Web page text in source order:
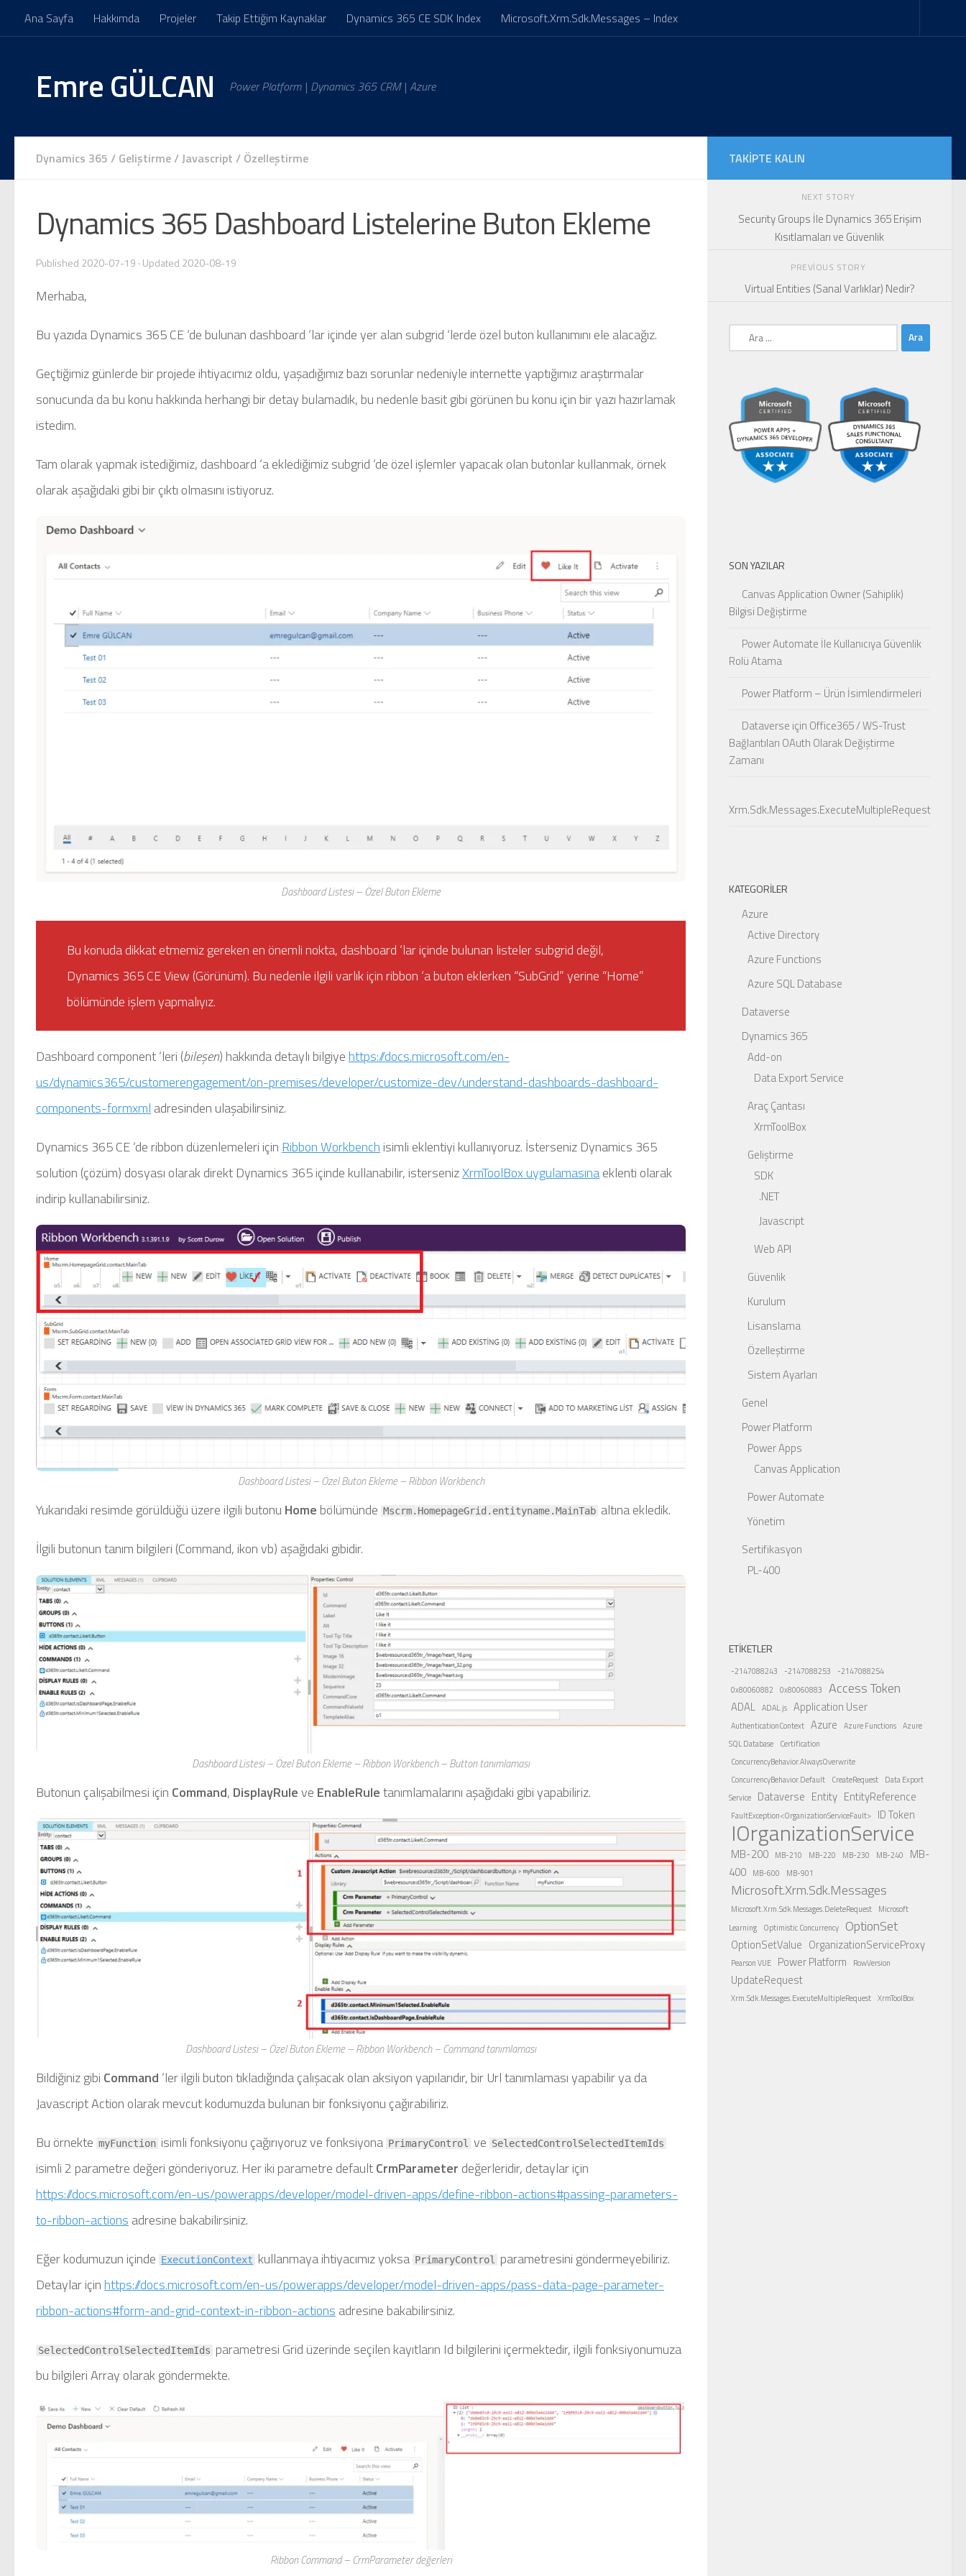
Skip to content
Ana Sayfa Hakkımda Projeler Takip Ettiğim Kaynaklar Dynamics 365 CE SDK Index Microsoft.Xrm.Sdk.Messages – Index
Emre GÜLCAN Power Platform | Dynamics 365 CRM | Azure
Dynamics 365 / Geliştirme/Javascript / Özelleştirme
Dynamics 365 Dashboard Listelerine Buton Ekleme
Published 2020-07-19 · Updated 2020-08-19
Merhaba,
Bu yazıda Dynamics 365 CE ‘de bulunan dashboard ‘lar içinde yer alan subgrid ‘lerde özel buton kullanımını ele alacağız.
Geçtiğimiz günlerde bir projede ihtiyacımız oldu, yaşadığımız bazı sorunlar nedeniyle internette yaptığımız araştırmalar
sonucunda da bu konu hakkında herhangi bir detay bulamadık, bu nedenle basit gibi görünen bu konu için bir yazı hazırlamak
istedim.
Tam olarak yapmak istediğimiz, dashboard ‘a eklediğimiz subgrid ‘de özel işlemler yapacak olan butonlar kullanmak, örnek
olarak aşağıdaki gibi bir çıktı olmasını istiyoruz.
Dashboard Listesi – Özel Buton Ekleme
Bu konuda dikkat etmemiz gereken en önemli nokta, dashboard ‘lar içinde bulunan listeler subgrid değil,
Dynamics 365 CE View (Görünüm). Bu nedenle ilgili varlık için ribbon ‘a buton eklerken “SubGrid” yerine “Home”
bölümünde işlem yapmalıyız.
Dashboard component ‘leri (bileşen) hakkında detaylı bilgiyehttps://docs.microsoft.com/en-
us/dynamics365/customerengagement/on-premises/developer/customize-dev/understand-dashboards-dashboard-
components-formxml adresinden ulaşabilirsiniz.
Dynamics 365 CE ‘de ribbon düzenlemeleri için Ribbon Workbench isimli eklentiyi kullanıyoruz. İsterseniz Dynamics 365
solution (çözüm) dosyası olarak direkt Dynamics 365 içinde kullanabilir, istersenizXrmToolBox uygulamasınaeklenti olarak
indirip kullanabilirsiniz.
Dashboard Listesi – Özel Buton Ekleme – Ribbon Workbench
Yukarıdaki resimde görüldüğü üzere ilgili butonu Home bölümünde Mscrm.HomepageGrid.entityname.MainTab altına ekledik.
İlgili butonun tanım bilgileri (Command, ikon vb) aşağıdaki gibidir.
Dashboard Listesi – Özel Buton Ekleme – Ribbon Workbench – Button tanımlaması
Butonun çalışabilmesi için Command, DisplayRuleve EnableRuletanımlamalarını aşağıdaki gibi yapabiliriz.
Dashboard Listesi – Özel Buton Ekleme – Ribbon Workbench – Command tanımlaması
Bildiğiniz gibi Command ‘ler ilgili buton tıkladığında çalışacak olan aksiyon yapılarıdır, bir Url tanımlaması yapabilir ya da
Javascript Action olarak mevcut kodumuzda bulunan bir fonksiyonu çağırabiliriz.
Bu örnekte myFunction isimli fonksiyonu çağırıyoruz ve fonksiyona PrimaryControl ve SelectedControlSelectedItemIds
isimli 2 parametre değeri gönderiyoruz. Her iki parametre defaultCrmParameter değerleridir, detaylar için
https://docs.microsoft.com/en-us/powerapps/developer/model-driven-apps/define-ribbon-actions#passing-parameters-
to-ribbon-actions adresine bakabilirsiniz.
Eğer kodumuzun içinde ExecutionContext kullanmaya ihtiyacımız yoksa PrimaryControl
parametresini göndermeyebiliriz.
Detaylar içinhttps://docs.microsoft.com/en-us/powerapps/developer/model-driven-apps/pass-data-page-parameter-
ribbon-actions#form-and-grid-context-in-ribbon-actions adresine bakabilirsiniz.
SelectedControlSelectedItemIds parametresi Grid üzerinde seçilen kayıtların Id bilgilerini içermektedir, ilgili fonksiyonumuza
bu bilgileri Array olarak göndermekte.
Ribbon Command – CrmParameter değerleri
TAKIPTE KALIN
NEXT STORY
Security Groups İle Dynamics 365 Erişim
Kısıtlamaları ve Güvenlik
PREVIOUS STORY
Virtual Entities (Sanal Varlıklar) Nedir?
Arama:
SON YAZILAR
Canvas Application Owner (Sahiplik)
Bilgisi Değiştirme
Power Automate İle Kullanıcıya Güvenlik
Rolü Atama
Power Platform – Ürün İsimlendirmeleri
Dataverse için Office365 / WS-Trust
Bağlantıları OAuth Olarak Değiştirme
Zamanı
Xrm.Sdk.Messages.ExecuteMultipleRequest
KATEGORILER
Azure
Active Directory
Azure Functions
Azure SQL Database
Dataverse
Dynamics 365
Add-on
Data Export Service
Araç Çantası
XrmToolBox
Geliştirme
SDK
.NET
Javascript
Web API
Güvenlik
Kurulum
Lisanslama
Özelleştirme
Sistem Ayarları
Genel
Power Platform
Power Apps
Canvas Application
Power Automate
Yönetim
Sertifikasyon
PL-400
ETIKETLER
-2147088243 -2147088253
-2147088254
0x80060882
0x80060883 Access Token
ADAL ADAL.js Application User
AuthenticationContext Azure Azure Functions Azure
SQL Database
Certification
ConcurrencyBehavior.AlwaysOverwrite
ConcurrencyBehavior.Default
CreateRequest
Data Export
Service
Dataverse Entity EntityReference
FaultException<OrganizationServiceFault> ID Token
IOrganizationService
MB-200 MB-210 MB-220 MB-230 MB-240
MB-
400
MB-600 MB-901
Microsoft.Xrm.Sdk.Messages
Microsoft.Xrm.Sdk.Messages.DeleteRequest
Microsoft
Learning
Optimistic Concurrency OptionSet
OptionSetValue OrganizationServiceProxy
Pearson VUE Power Platform RowVersion
UpdateRequest
Xrm.Sdk.Messages.ExecuteMultipleRequest XrmToolBox